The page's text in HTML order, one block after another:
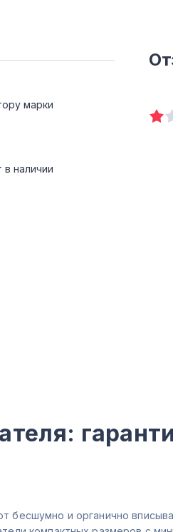
марки
в наличии
и органично